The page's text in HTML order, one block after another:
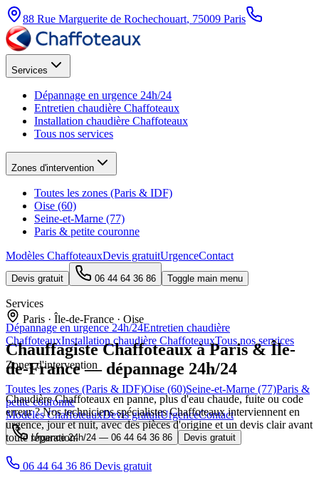
88 Rue Marguerite de Rochechouart, 75009 Paris
Services
Dépannage en urgence 24h/24
Entretien chaudière Chaffoteaux
Installation chaudière Chaffoteaux
Tous nos services
Zones d'intervention
Toutes les zones (Paris & IDF)
Oise (60)
Seine-et-Marne (77)
Paris & petite couronne
Modèles ChaffoteauxDevis gratuitUrgenceContact
Devis gratuit 06 44 64 36 86 Toggle main menu
Services
Dépannage en urgence 24h/24Entretien chaudière
ChaffoteauxInstallation chaudière ChaffoteauxTous nos services
Zones d'intervention
Toutes les zones (Paris & IDF)Oise (60)Seine-et-Marne (77)Paris &
petite couronne
Modèles ChaffoteauxDevis gratuitUrgenceContact
Urgence 24h/24 — 06 44 64 36 86 Devis gratuit
Paris · Île-de-France · Oise
ChauffagisteChaffoteauxà Paris & Île-
de-France — dépannage 24h/24
Chaudière Chaffoteaux en panne, plus d'eau chaude, fuite ou code
erreur ? Nos techniciens spécialistes Chaffoteaux interviennent en
urgence, jour et nuit, avec des pièces d'origine et un devis clair avant
toute réparation.
06 44 64 36 86 Devis gratuit